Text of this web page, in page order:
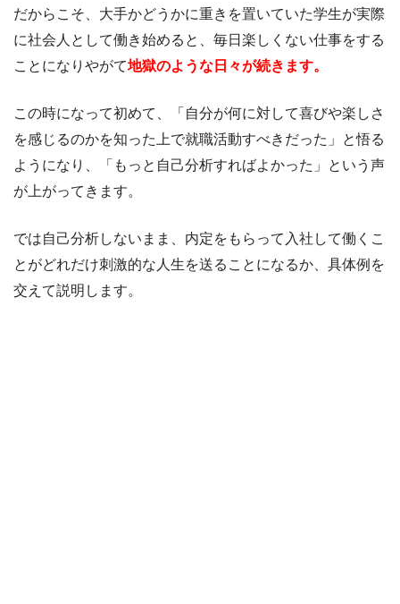
だからこそ、大手かどうかに重きを置いていた学生が実際
に社会人として働き始めると、毎日楽しくない仕事をする
ことになりやがて地獄のような日々が続きます。
この時になって初めて、「自分が何に対して喜びや楽しさ
を感じるのかを知った上で就職活動すべきだった」と悟る
ようになり、「もっと自己分析すればよかった」という声
が上がってきます。
では自己分析しないまま、内定をもらって入社して働くこ
とがどれだけ刺激的な人生を送ることになるか、具体例を
交えて説明します。